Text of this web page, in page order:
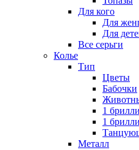
Для кого
Для
Для
Все серьги
Колье
Тип
Цветы
Бабочки
1
1
Металл